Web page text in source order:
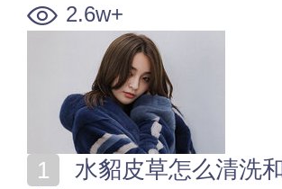
2.6w+
水貂皮草怎么清洗